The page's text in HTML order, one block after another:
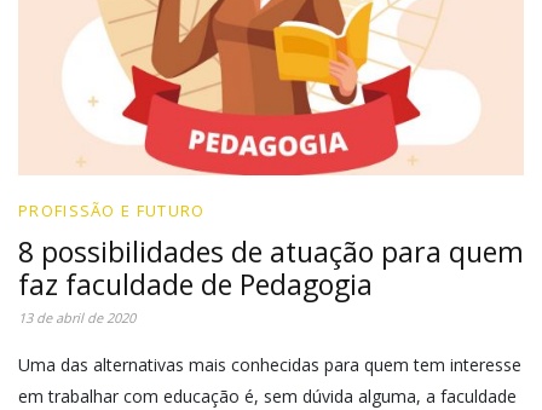
PROFISSÃO E FUTURO
8 possibilidades de atuação para quem
faz faculdade de Pedagogia
13 de abril de 2020
Uma das alternativas mais conhecidas para quem tem interesse
em trabalhar com educação é, sem dúvida alguma, a faculdade